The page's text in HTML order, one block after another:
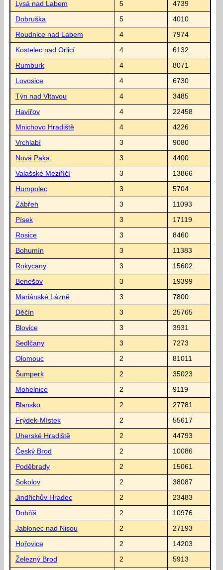
Lysá nad Labem 5 4739
Dobruška 5 4010
Roudnice nad Labem 4 7974
Kostelec nad Orlicí 4 6132
Rumburk 4 8071
Lovosice 4 6730
Týn nad Vltavou 4 3485
Havířov 4 22458
Mnichovo Hradiště 4 4226
Vrchlabí 3 9080
Nová Paka 3 4400
Valašské Meziříčí 3 13866
Humpolec 3 5704
Zábřeh 3 11093
Písek 3 17119
Rosice 3 8460
Bohumín 3 11383
Rokycany 3 15602
Benešov 3 19399
Mariánské Lázně 3 7800
Děčín 3 25765
Blovice 3 3931
Sedlčany 3 7273
Olomouc 2 81011
Šumperk 2 35023
Mohelnice 2 9119
Blansko 2 27781
Frýdek-Místek 2 55617
Uherské Hradiště 2 44793
Český Brod 2 10086
Poděbrady 2 15061
Sokolov 2 38087
Jindřichův Hradec 2 23483
Dobříš 2 10976
Jablonec nad Nisou 2 27193
Hořovice 2 14203
Železný Brod 2 5913